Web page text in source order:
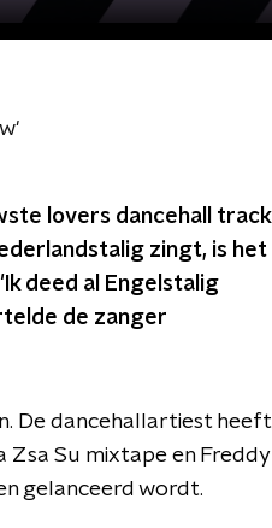
lovers dancehall track
zingt, is het
deed al Engelstalig
de zanger
De dancehallartiest heeft
Zsa Su mixtape en Freddy
gelanceerd wordt.